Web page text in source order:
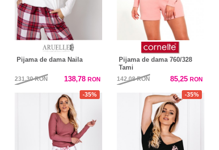
Pijama de dama Naila
231,30RON 138,78 RON
Pijama de dama 760/328
Tami
142,08RON 85,25 RON
-35% -35%